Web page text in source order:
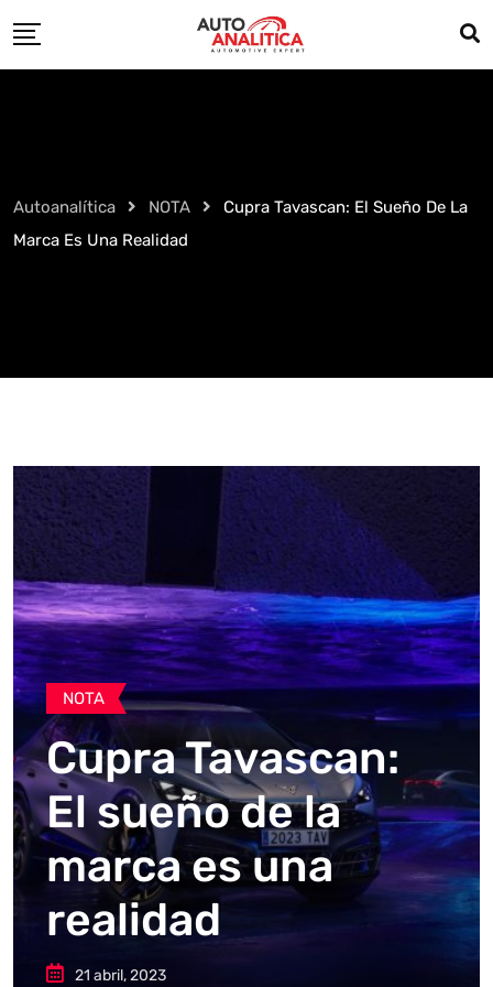
to
Autoanalítica NOTA
Cupra Tavascan: El Sueño De La
Marca Es Una Realidad
NOTA
Cupra Tavascan:
El sueño de la
marca es una
realidad
21 abril, 2023